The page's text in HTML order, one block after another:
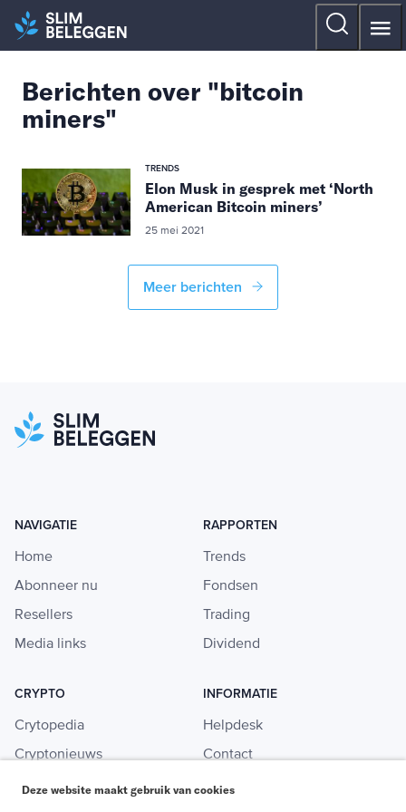
Berichten over "bitcoin
miners"
TRENDS
Elon Musk in gesprek met ‘North
American Bitcoin miners’
25 mei 2021
Meer berichten
NAVIGATIE
Home
Abonneer nu
Resellers
Media links
RAPPORTEN
Trends
Fondsen
Trading
Dividend
CRYPTO
Crytopedia
Cryptonieuws
Crypto koopgids
INFORMATIE
Helpdesk
Contact
Adverteren
Deze website maakt gebruik van cookies